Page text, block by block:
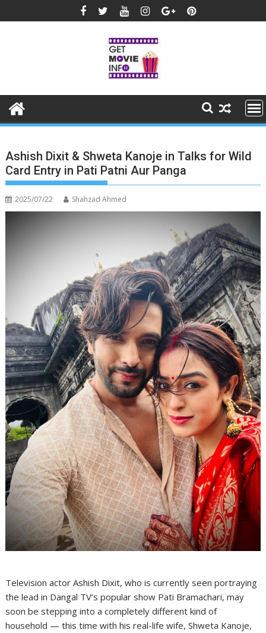
to
Ashish Dixit & Shweta Kanoje in Talks for Wild
Card Entry in Pati Patni Aur Panga
2025/07/22 Shahzad Ahmed
Television actor Ashish Dixit, who is currently seen portraying
the lead in Dangal TV’s popular show Pati Bramachari, may
soon be stepping into a completely different kind of
household — this time with his real-life wife, Shweta Kanoje,